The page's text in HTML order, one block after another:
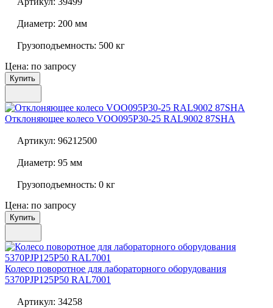
Диаметр: 200 мм
Грузоподъемность: 500 кг
Цена: по запросу
Купить
Отклоняющее колесо VOO095P30-25 RAL9002 87SHA
Артикул: 96212500
Диаметр: 95 мм
Грузоподъемность: 0 кг
Цена: по запросу
Купить
Колесо поворотное для лабораторного оборудования
5370PJP125P50 RAL7001
Артикул: 34258